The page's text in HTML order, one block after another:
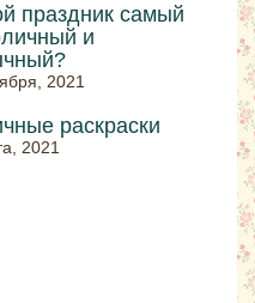
праздник самый
и
2021
раскраски
2021